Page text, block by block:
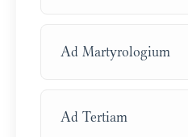
Ad Martyrologium
Ad Tertiam